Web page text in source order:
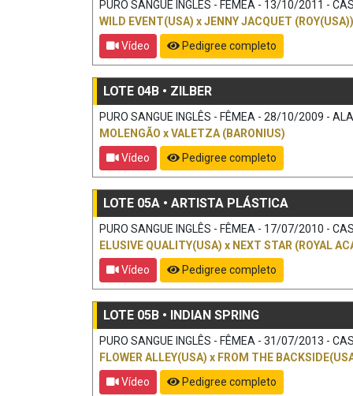
PURO SANGUE INGLÊS - FÊMEA - 13/10/2011 -
WILD EVENT(USA) xJENNY JACQUET (ROY(USA))
Vídeo
Pedigree completo
LOTE 04B • ZILBER
PURO SANGUE INGLÊS - FÊMEA - 28/10/2009 -
MOLENGÃO xVALETZA (BARONIUS)
Vídeo
Pedigree completo
LOTE 05A • ARTISTA PLÁSTICA
PURO SANGUE INGLÊS - FÊMEA - 17/07/2010 -
ELUSIVE QUALITY(USA) x NEXT STAR (ROYAL
Vídeo
Pedigree completo
LOTE 05B • INDIAN SPRING
PURO SANGUE INGLÊS - FÊMEA - 31/07/2013 -
FLOWER ALLEY(USA) x FROM THE
Vídeo
Pedigree completo